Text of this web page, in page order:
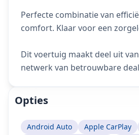
Perfecte combinatie van
comfort. Klaar voor een
Dit voertuig maakt deel uit
netwerk van betrouwbare
Opties
Android Auto Apple CarPlay